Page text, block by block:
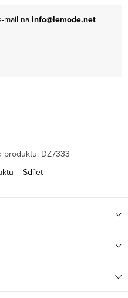
mail na info@lemode.net
produktu: DZ7333
Sdílet